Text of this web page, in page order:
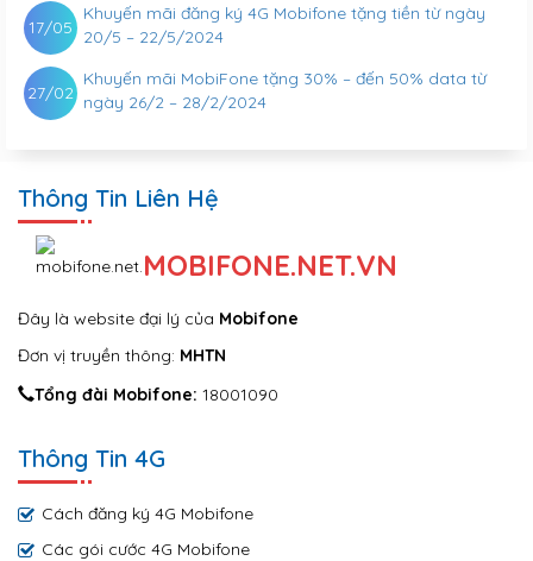
Khuyến mãi đăng ký 4G Mobifone tặng tiền từ ngày
20/5 – 22/5/2024
17/05
Khuyến mãi MobiFone tặng 30% – đến 50% data từ
ngày 26/2 – 28/2/2024
27/02
Thông Tin Liên Hệ
MOBIFONE.NET.VN
Đây là website đại lý của Mobifone
Đơn vị truyền thông: MHTN
Tổng đài Mobifone: 18001090
Thông Tin 4G
Cách đăng ký 4G Mobifone
Các gói cước 4G Mobifone